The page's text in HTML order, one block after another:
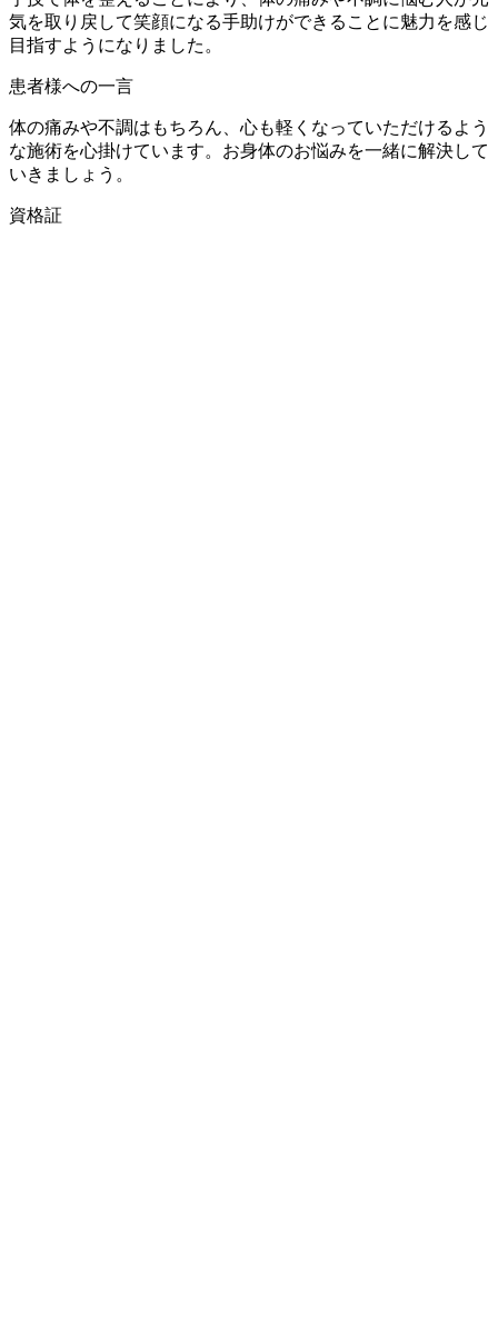
気を取り戻して笑顔になる手助けができることに魅力を感じ
目指すようになりました。
患者様への一言
体の痛みや不調はもちろん、心も軽くなっていただけるよう
な施術を心掛けています。お身体のお悩みを一緒に解決して
いきましょう。
資格証